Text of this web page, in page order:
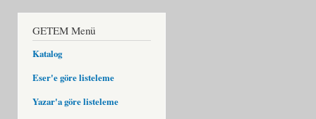
GETEM Menü
Katalog
Eser'e göre listeleme
Yazar'a göre listeleme